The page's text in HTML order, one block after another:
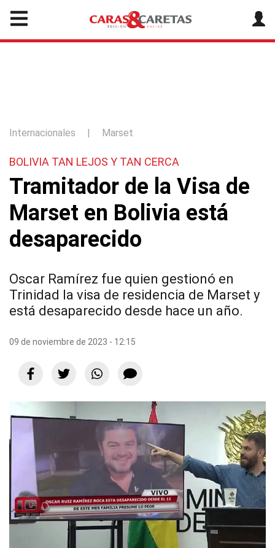
Internacionales | Marset
BOLIVIA TAN LEJOS Y TAN CERCA
Tramitador de la Visa de
Marset en Bolivia está
desaparecido
Oscar Ramírez fue quien gestionó en
Trinidad la visa de residencia de Marset y
está desaparecido desde hace un año.
09 de noviembre de 2023 - 12:15